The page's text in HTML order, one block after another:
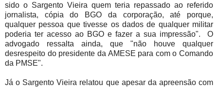
sido o Sargento Vieira quem teria repassado ao referido
jornalista, cópia do BGO da corporação, até porque,
qualquer pessoa que tivesse os dados de qualquer militar
poderia ter acesso ao BGO e fazer a sua impressão". O
advogado ressalta ainda, que "não houve qualquer
desrespeito do presidente da AMESE para com o Comando
da PMSE".
Já o Sargento Vieira relatou que apesar da apreensão com